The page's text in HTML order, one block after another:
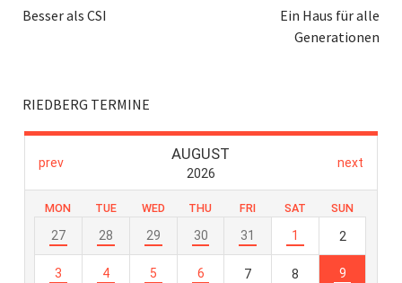
Besser als CSI
Ein Haus für alle
Generationen
RIEDBERG TERMINE